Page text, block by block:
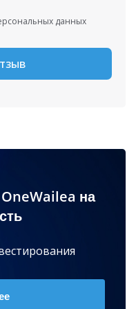
данных
на